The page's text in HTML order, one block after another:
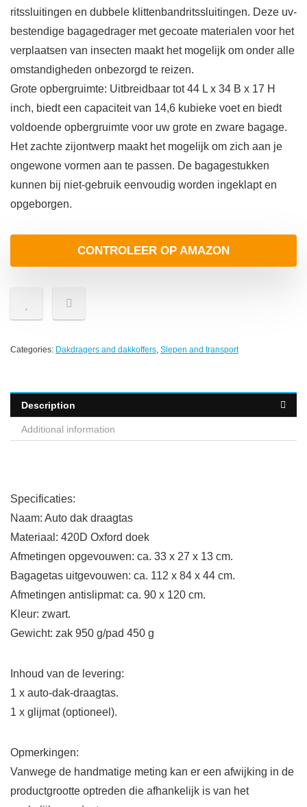
ritssluitingen en dubbele klittenbandritssluitingen. Deze uv-
bestendige bagagedrager met gecoate materialen voor het
verplaatsen van insecten maakt het mogelijk om onder alle
omstandigheden onbezorgd te reizen.
Grote opbergruimte: Uitbreidbaar tot 44 L x 34 B x 17 H
inch, biedt een capaciteit van 14,6 kubieke voet en biedt
voldoende opbergruimte voor uw grote en zware bagage.
Het zachte zijontwerp maakt het mogelijk om zich aan je
ongewone vormen aan te passen. De bagagestukken
kunnen bij niet-gebruik eenvoudig worden ingeklapt en
opgeborgen.
CONTROLEER OP AMAZON
Categories: Dakdragers and dakkoffers, Slepen and transport
Description
Additional information
Specificaties:
Naam: Auto dak draagtas
Materiaal: 420D Oxford doek
Afmetingen opgevouwen: ca. 33 x 27 x 13 cm.
Bagagetas uitgevouwen: ca. 112 x 84 x 44 cm.
Afmetingen antislipmat: ca. 90 x 120 cm.
Kleur: zwart.
Gewicht: zak 950 g/pad 450 g
Inhoud van de levering:
1 x auto-dak-draagtas.
1 x glijmat (optioneel).
Opmerkingen:
Vanwege de handmatige meting kan er een afwijking in de
productgrootte optreden die afhankelijk is van het